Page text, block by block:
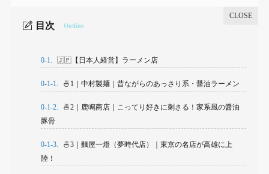
目次 Outline
0-1. 🇯🇵【日本人経営】ラーメン店
0-1-1. 🍜1｜中村製麺｜昔ながらのあっさり系・醤油ラーメン
0-1-2.
🍜2｜鹿鳴商店｜こってり好きに刺さる！家系風の醤油
豚骨
0-1-3.
🍜3｜麵屋一燈（夢時代店）｜東京の名店が高雄に上
陸！